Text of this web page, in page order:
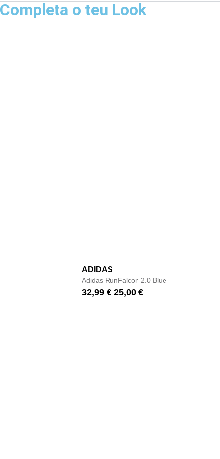
Completa o teu Look
ADIDAS
Adidas RunFalcon 2.0 Blue
32,99€ 25,00 €